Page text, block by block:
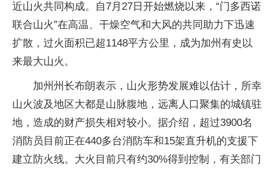
近山火共同构成。自7月27日开始燃烧以来，“门多西诺
联合山火”在高温、干燥空气和大风的共同助力下迅速
扩散，过火面积已超1148平方公里，成为加州有史以
来最大山火。
加州州长布朗表示，山火形势发展难以估计，所幸
山火波及地区大都是山脉腹地，远离人口聚集的城镇驻
地，造成的财产损失相对较小。据介绍，超过3900名
消防员目前正在440多台消防车和15架直升机的支援下
建立防火线。大火目前只有约30%得到控制，有关部门